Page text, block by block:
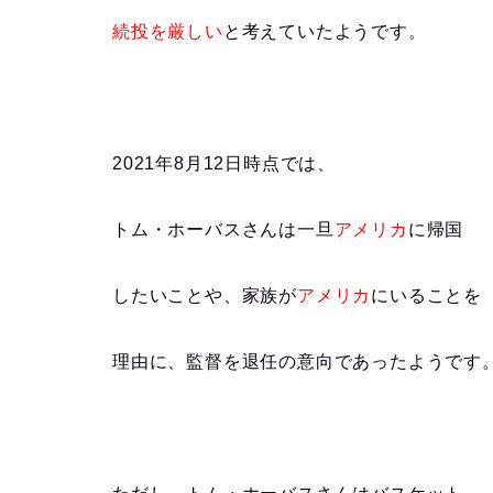
続投を厳しい と 考えていたようです。
2021年8月12日時点では、
トム・ホーバスさんは一旦 アメリカ に帰国
したいこと や、 家族がアメリカ にいること を
理由に、 監督を退任の意向であった ようです